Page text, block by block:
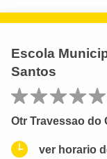
Escola
Santos
Otr Travessao do
ver horario